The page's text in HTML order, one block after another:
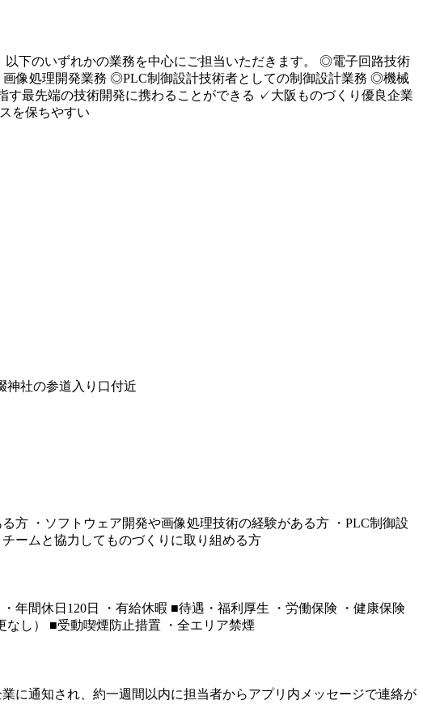
下のいずれかの業務を中心にご担当いただきます。 ◎電子回路技術
像処理開発業務 ◎PLC制御設計技術者としての制御設計業務 ◎機械
最先端の技術開発に携わることができる ✓大阪ものづくり優良企業
を保ちやすい
神社の参道入り口付近
方 ・ソフトウェア開発や画像処理技術の経験がある方 ・PLC制御設
ームと協力してものづくりに取り組める方
年間休日120日 ・有給休暇 ■待遇・福利厚生 ・労働保険 ・健康保険
なし） ■受動喫煙防止措置 ・全エリア禁煙
に通知され、約一週間以内に担当者からアプリ内メッセージで連絡が